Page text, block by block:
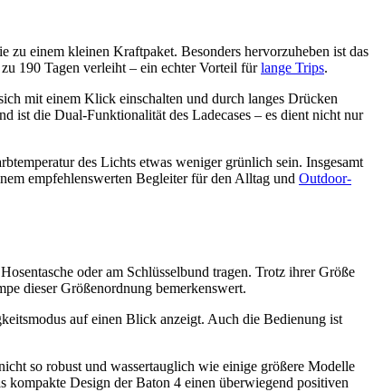
zu einem kleinen Kraftpaket. Besonders hervorzuheben ist das
190 Tagen verleiht – ein echter Vorteil fürlange Trips.
mit einem Klick einschalten und durch langes Drücken
ist die Dual-Funktionalität des Ladecases – es dient nicht nur
des Lichts etwas weniger grünlich sein. Insgesamt
empfehlenswerten Begleiter für den Alltag und Outdoor-
oder am Schlüsselbund tragen. Trotz ihrer Größe
dieser Größenordnung bemerkenswert.
auf einen Blick anzeigt. Auch die Bedienung ist
so robust und wassertauglich wie einige größere Modelle
Design der Baton 4 einen überwiegend positiven